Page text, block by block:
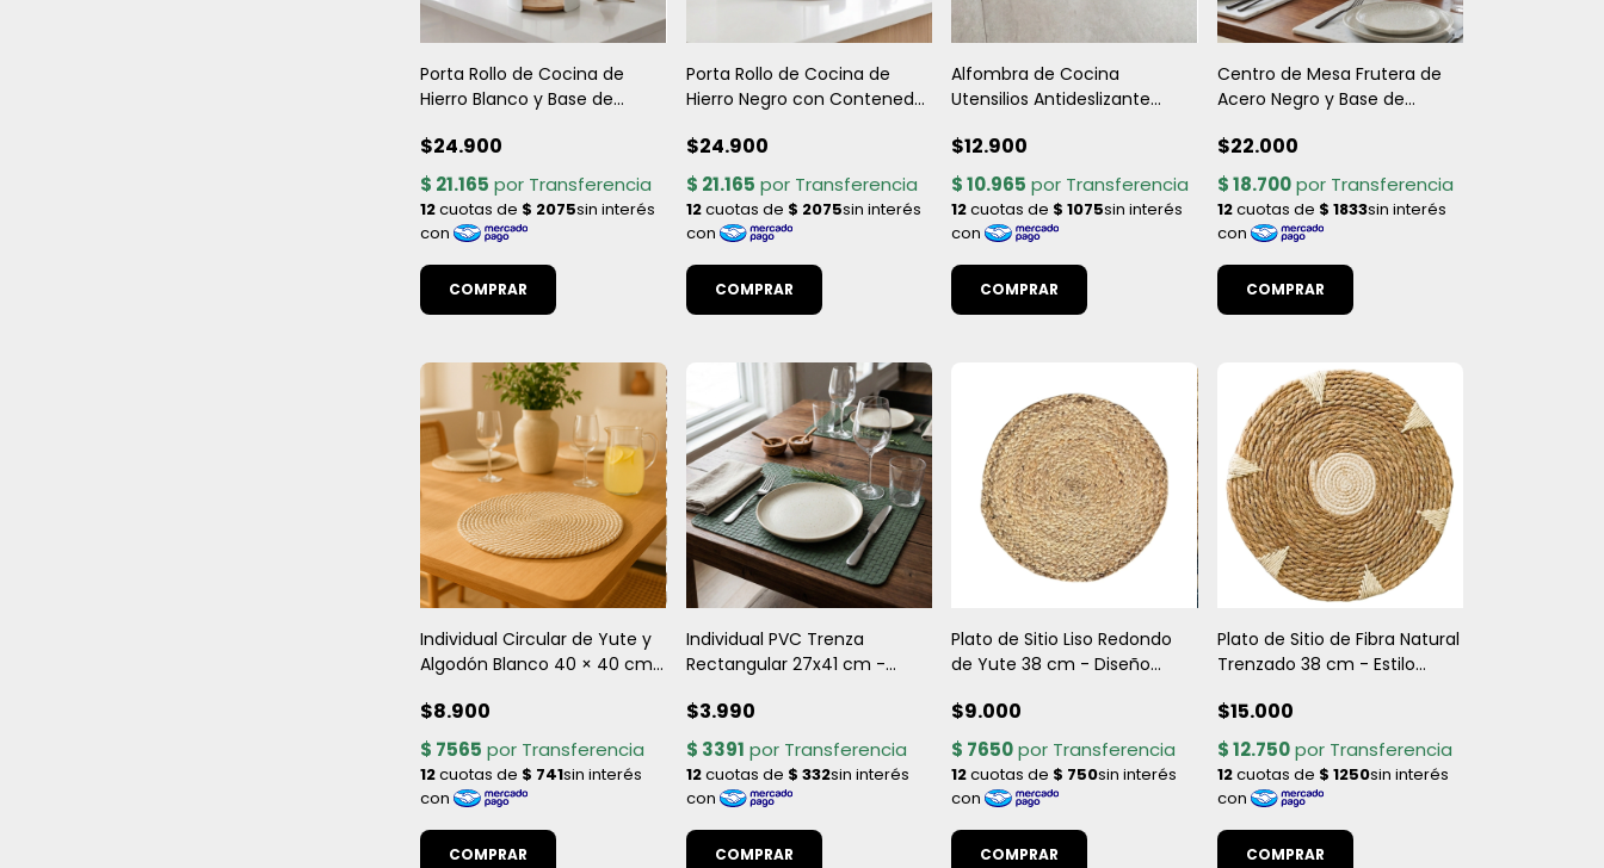
Porta Rollo de Cocina de
Hierro Blanco y Base de
$24.900
Porta Rollo de Cocina de
Hierro Negro con Contenedor
$24.900
Alfombra de Cocina
Utensilios Antideslizante
Decorativa
$12.900
Centro de Mesa Frutera de
Acero Negro y Base de
$22.000
Individual Circular de Yute y
Algodón Blanco 40 × 40 cm
$8.900
Individual PVC Trenza
Rectangular 27x41 cm -
y con Diseño Elegante
$3.990
COMPRAR
Plato de Sitio Liso Redondo
de Yute 38 cm - Diseño
$9.000
Plato de Sitio de Fibra Natural
Trenzado 38 cm - Estilo
$15.000